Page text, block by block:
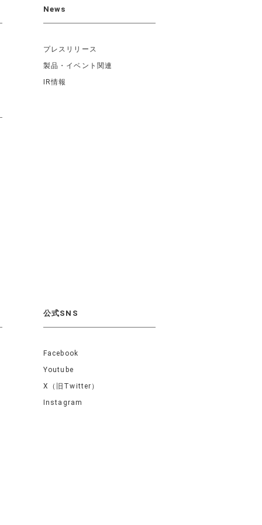
News
プレスリリース
製品・イベント関連
IR情報
公式SNS
Facebook
Youtube
X（旧Twitter）
Instagram